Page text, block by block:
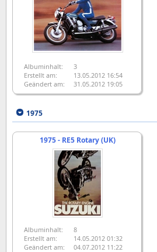
Albuminhalt:
3
Erstellt am:
13.05.2012 16:54
Geändert am:
31.05.2012 19:05
1975
1975 - RE5 Rotary (UK)
Albuminhalt:
8
Erstellt am:
14.05.2012 01:32
Geändert am:
04.07.2012 11:22